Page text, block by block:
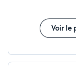
Voir le